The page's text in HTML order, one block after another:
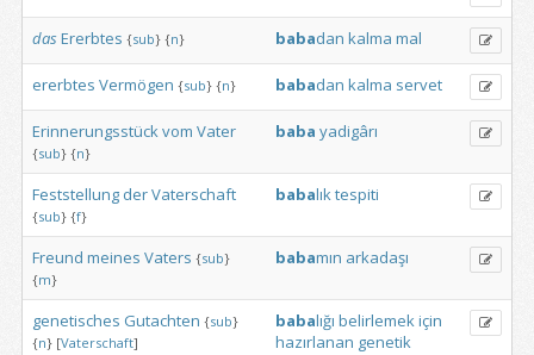
dasErerbtes {sub} {n} babadan kalma mal
ererbtes Vermögen {sub} {n} babadan kalma servet
Erinnerungsstückvom Vater
{sub} {n}
baba yadigârı
Feststellung derVaterschaft
{sub} {f}
babalıktespiti
Freund meines Vaters {sub}
{m}
babamın arkadaşı
genetisches Gutachten {sub}
{n} [Vaterschaft]
babalığı belirlemekiçin
hazırlanan genetik